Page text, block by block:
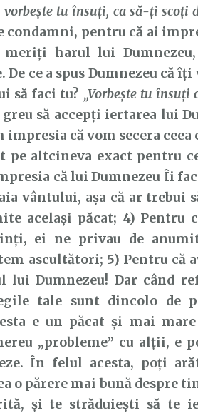
tu însuţi, ca să-ţi scoţi
condamni, pentru că ai
harul lui
De ce a spus Dumnezeu că
să faci tu? „Vorbește tu însuți
să accepți iertarea lui
impresia că vom secera ceea
pe altcineva exact pentru
că lui Dumnezeu Îi
vântului, așa că ar trebui
același păcat; 4) Pentru
ei ne privau de
ascultători; 5) Pentru că
lui Dumnezeu! Dar când
tale sunt dincolo de
e un păcat și mai
„probleme” cu alții, e
În felul acesta, poți
o părere mai bună despre
și te străduiești să te